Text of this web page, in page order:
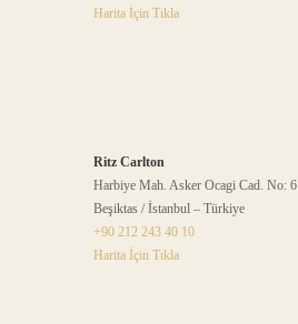
Harita İçin Tıkla
Ritz Carlton
Harbiye Mah. Asker Ocagi Cad. No: 6
Beşiktas / İstanbul – Türkiye
+90 212 243 40 10
Harita İçin Tıkla